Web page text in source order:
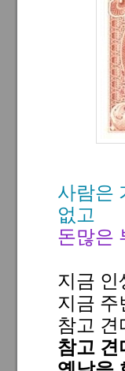
사람은
없고
돈많은
지금 인
지금 주
참고 견
참고 견